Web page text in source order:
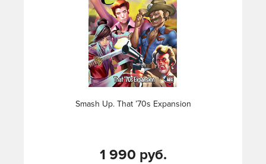
Smash Up. That ’70s Expansion
1 990 руб.